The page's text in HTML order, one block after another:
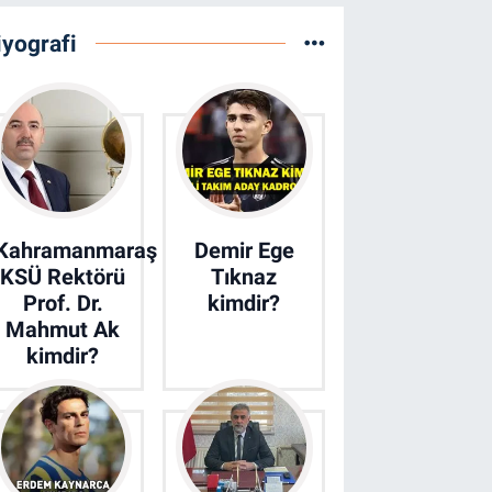
KSÜ Rektörü
Prof. Dr.
Mahmut Ak
kimdir?
Demir Ege
Tıknaz
kimdir?